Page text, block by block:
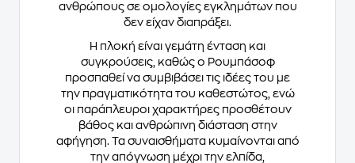
ανθρώπους σε ομολογίες εγκλημάτων που
δεν είχαν διαπράξει.
Η πλοκή είναι γεμάτη ένταση και
συγκρούσεις, καθώς ο Ρουμπάσοφ
προσπαθεί να συμβιβάσει τις ιδέες του με
την πραγματικότητα του καθεστώτος, ενώ
οι παράπλευροι χαρακτήρες προσθέτουν
βάθος και ανθρώπινη διάσταση στην
αφήγηση. Τα συναισθήματα κυμαίνονται από
την απόγνωση μέχρι την ελπίδα,